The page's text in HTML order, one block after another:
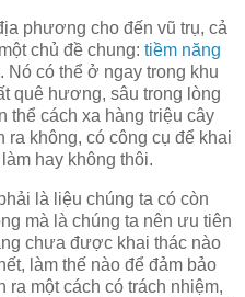
phương cho đến vũ trụ, cả
chủ đề chung: tiềm năng
có thể ở ngay trong khu
quê hương, sâu trong lòng
thể cách xa hàng triệu cây
ra không, có công cụ để khai
hay không thôi.
là liệu chúng ta có còn
mà là chúng ta nên ưu tiên
chưa được khai thác nào
làm thế nào để đảm bảo
ra một cách có trách nhiệm,